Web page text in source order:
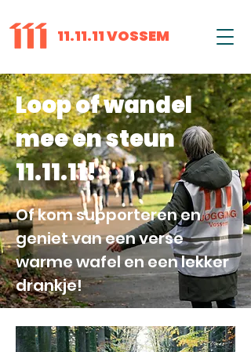
11.11.11 VOSSEM
Loop of wandel
mee en steun
11.11.11!
Of kom supporteren en
geniet van een verse
warme wafel en een lekker
drankje!